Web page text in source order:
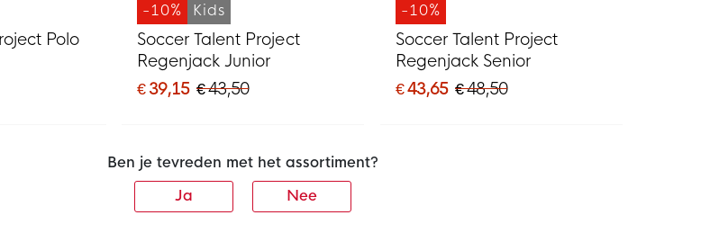
Polo
-10% Kids
Soccer Talent Project
Regenjack Junior
€ 39,15 € 43,50
-10%
Soccer Talent Project
Regenjack Senior
€ 43,65 € 48,50
Ben je tevreden met het assortiment?
Ja
Nee